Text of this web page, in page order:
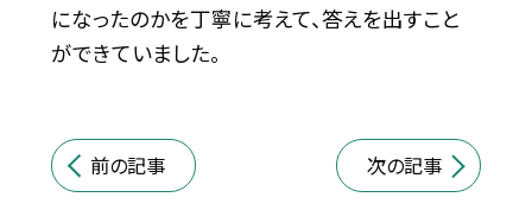
になったのかを丁寧に考えて、答えを出すこと
ができていました。
前の記事 次の記事